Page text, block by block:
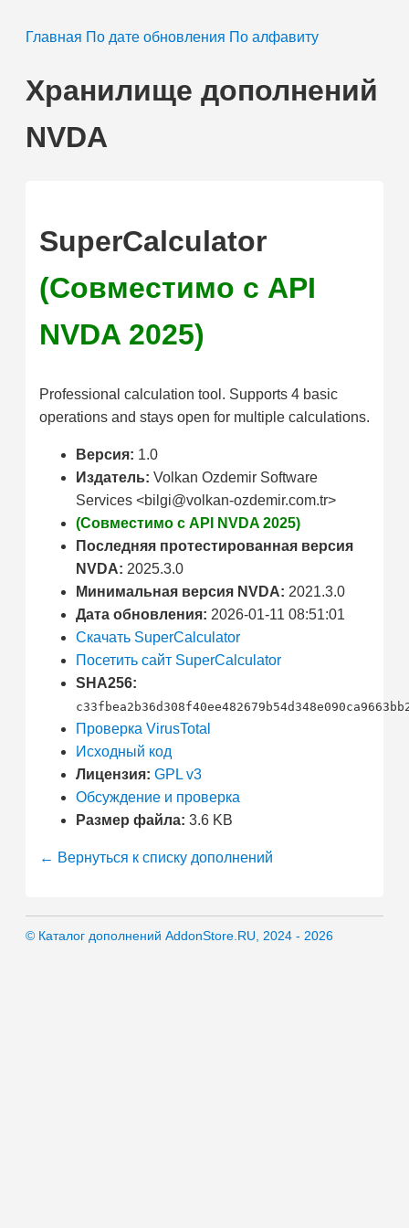
Главная По дате обновления По алфавиту
Хранилище дополнений
NVDA
SuperCalculator
(Совместимо с API
NVDA 2025)
Professional calculation tool. Supports 4 basic
operations and stays open for multiple calculations.
Версия: 1.0
Издатель: Volkan Ozdemir Software
Services <bilgi@volkan-ozdemir.com.tr>
(Совместимо с API NVDA 2025)
Последняя протестированная версия
NVDA: 2025.3.0
Минимальная версия NVDA: 2021.3.0
Дата обновления: 2026-01-11 08:51:01
Скачать SuperCalculator
Посетить сайт SuperCalculator
SHA256:
Проверка VirusTotal
Исходный код
Лицензия: GPL v3
Обсуждение и проверка
Размер файла: 3.6 KB
← Вернуться к списку дополнений
© Каталог дополнений AddonStore.RU, 2024 - 2026